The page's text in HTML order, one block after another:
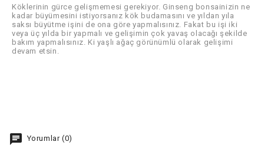
Köklerinin gürce gelişmemesi gerekiyor. Ginseng bonsainizin ne
kadar büyümesini istiyorsanız kök budamasını ve yıldan yıla
saksı büyütme işini de ona göre yapmalısınız. Fakat bu işi iki
veya üç yılda bir yapmalı ve gelişimin çok yavaş olacağı şekilde
bakım yapmalısınız. Ki yaşlı ağaç görünümlü olarak gelişimi
devam etsin.
chat Yorumlar (0)